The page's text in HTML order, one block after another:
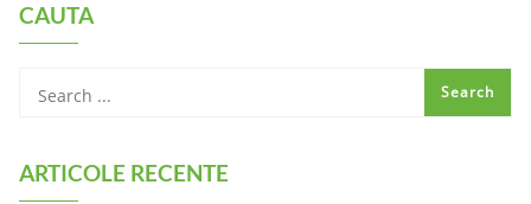
CAUTA
ARTICOLE RECENTE